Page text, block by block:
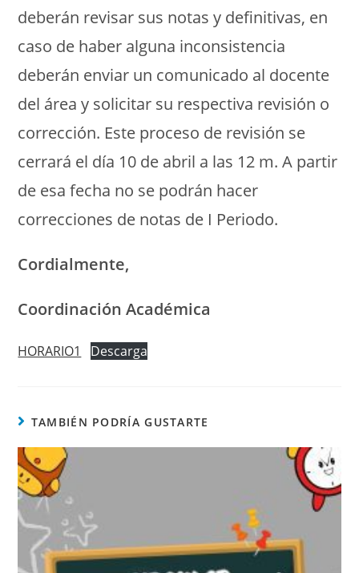
deberán revisar sus notas y definitivas, en
caso de haber alguna inconsistencia
deberán enviar un comunicado al docente
del área y solicitar su respectiva revisión o
corrección. Este proceso de revisión se
cerrará el día 10 de abril a las 12 m. A partir
de esa fecha no se podrán hacer
correcciones de notas de I Periodo.
Cordialmente,
Coordinación Académica
HORARIO1 Descarga
TAMBIÉN PODRÍA GUSTARTE